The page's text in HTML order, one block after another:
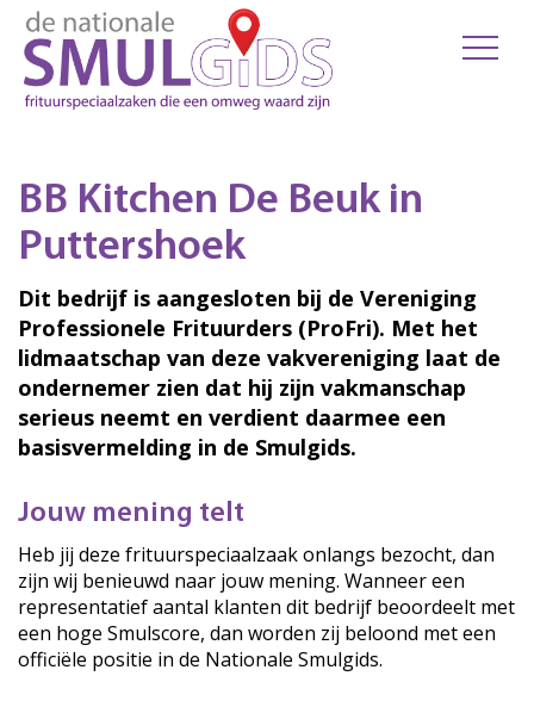
BB Kitchen De Beuk in
Puttershoek
Dit bedrijf is aangesloten bij de Vereniging
Professionele Frituurders (ProFri). Met het
lidmaatschap van deze vakvereniging laat de
ondernemer zien dat hij zijn vakmanschap
serieus neemt en verdient daarmee een
basisvermelding in de Smulgids.
Jouw mening telt
Heb jij deze frituurspeciaalzaak onlangs bezocht, dan
zijn wij benieuwd naar jouw mening. Wanneer een
representatief aantal klanten dit bedrijf beoordeelt met
een hoge Smulscore, dan worden zij beloond met een
officiële positie in de Nationale Smulgids.